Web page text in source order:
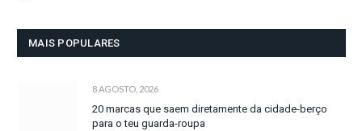
MAIS POPULARES
8 AGOSTO, 2026
20 marcas que saem diretamente da cidade-berço
para o teu guarda-roupa